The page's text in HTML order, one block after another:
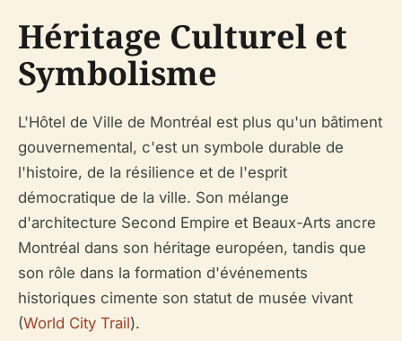
Héritage Culturel et
Symbolisme
L'Hôtel de Ville de Montréal est plus qu'un bâtiment
gouvernemental, c'est un symbole durable de
l'histoire, de la résilience et de l'esprit
démocratique de la ville. Son mélange
d'architecture Second Empire et Beaux-Arts ancre
Montréal dans son héritage européen, tandis que
son rôle dans la formation d'événements
historiques cimente son statut de musée vivant
(World City Trail).